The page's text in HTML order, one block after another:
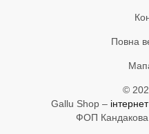
Повна
©
Gallu Shop –
ФОП